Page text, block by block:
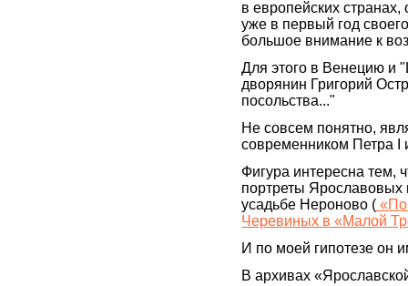
в европейских
уже в первый год
большое внимание к
Для этого в Венецию и
дворянин Григорий
посольства..."
Не совсем понятно,
современником Петра I
Фигура интересна тем,
портреты Ярославовых
усадьбе Нероново (
Черевиных в «Малой
И по моей гипотезе он
В архивах